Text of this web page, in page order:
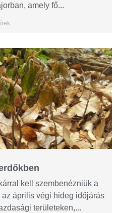
amely fő...
kell szembenézniük a
április végi hideg időjárás
területeken,...